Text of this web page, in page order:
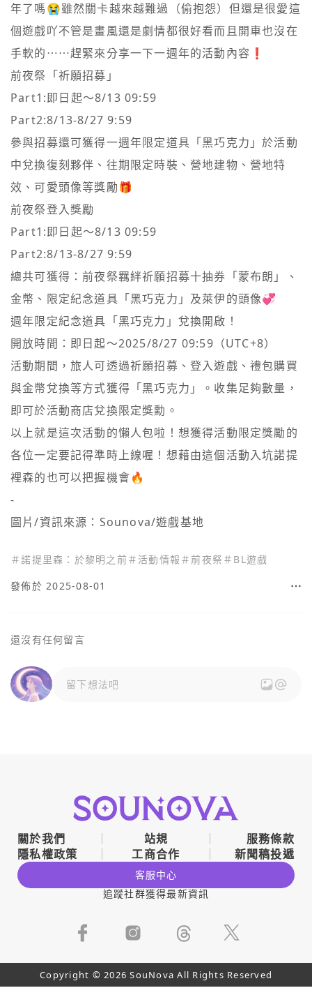
年了嗎😭雖然關卡越來越難過（偷抱怨）但還是很愛這
個遊戲吖不管是畫風還是劇情都很好看而且開車也沒在
手軟的⋯⋯趕緊來分享一下一週年的活動內容❗️
前夜祭「祈願招募」
Part1:即日起～8/13 09:59
Part2:8/13-8/27 9:59
參與招募還可獲得一週年限定道具「黑巧克力」於活動
中兌換復刻夥伴、往期限定時裝、營地建物、營地特
效、可愛頭像等獎勵🎁
前夜祭登入獎勵
Part1:即日起～8/13 09:59
Part2:8/13-8/27 9:59
總共可獲得：前夜祭羈絆祈願招募十抽券「蒙布朗」、
金幣、限定紀念道具「黑巧克力」及萊伊的頭像💞
週年限定紀念道具「黑巧克力」兌換開啟！
開放時間：即日起～2025/8/27 09:59（UTC+8）
活動期間，旅人可透過祈願招募、登入遊戲、禮包購買
與金幣兌換等方式獲得「黑巧克力」。收集足夠數量，
即可於活動商店兌換限定獎勳。
以上就是這次活動的懶人包啦！想獲得活動限定獎勵的
各位一定要記得準時上線喔！想藉由這個活動入坑諾提
裡森的也可以把握機會🔥
-
圖片/資訊來源：Sounova/遊戲基地
＃諾提里森：於黎明之前＃ 活動情報 ＃前夜祭＃ BL遊戲
發佈於 2025-08-01
還沒有任何留言
留下想法吧
關於我們 站規
服務條款
隱私權政策
工商合作 新聞稿投遞
客服中心
追蹤社群獲得最新資訊
Copyright © 2026 SouNova All Rights Reserved